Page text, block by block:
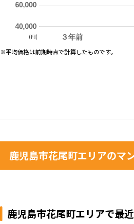
３年前
40,000
60,000
(円)
※平均価格は前期時点で計算したものです。
鹿児島市花尾町エリアのマ
鹿児島市花尾町エリアで最近